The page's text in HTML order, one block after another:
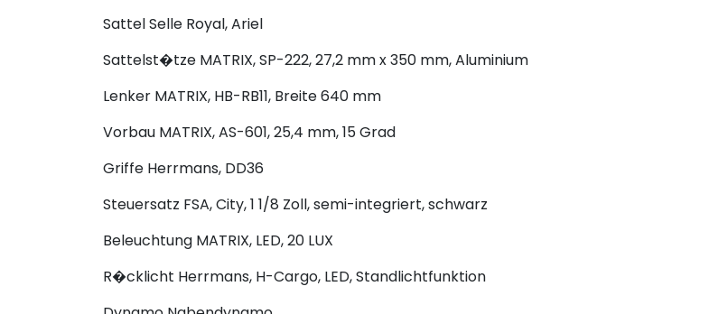
SattelSelle Royal, Ariel
Sattelst�tze MATRIX, SP-222, 27,2 mm x 350 mm, Aluminium
Lenker MATRIX, HB-RB11, Breite 640 mm
Vorbau MATRIX, AS-601, 25,4 mm, 15 Grad
Griffe Herrmans, DD36
Steuersatz FSA, City, 1 1/8 Zoll, semi-integriert, schwarz
Beleuchtung MATRIX, LED, 20 LUX
R�cklicht Herrmans, H-Cargo, LED, Standlichtfunktion